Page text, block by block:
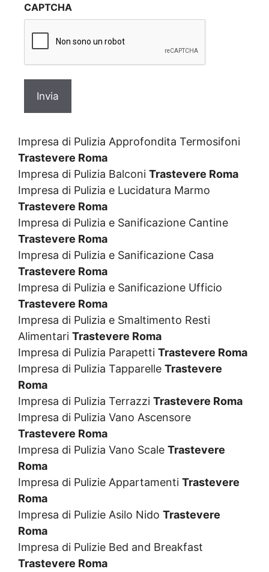
privacy
CAPTCHA
Impresa di Pulizia Approfondita Termosifoni
Trastevere Roma
Impresa di Pulizia Balconi Trastevere Roma
Impresa di Pulizia e Lucidatura Marmo
Trastevere Roma
Impresa di Pulizia e Sanificazione Cantine
Trastevere Roma
Impresa di Pulizia e Sanificazione Casa
Trastevere Roma
Impresa di Pulizia e Sanificazione Ufficio
Trastevere Roma
Impresa di Pulizia e Smaltimento Resti
Alimentari Trastevere Roma
Impresa di Pulizia Parapetti Trastevere Roma
Impresa di Pulizia Tapparelle Trastevere
Roma
Impresa di Pulizia Terrazzi Trastevere Roma
Impresa di Pulizia Vano Ascensore
Trastevere Roma
Impresa di Pulizia Vano Scale Trastevere
Roma
Impresa di Pulizie Appartamenti Trastevere
Roma
Impresa di Pulizie Asilo Nido Trastevere
Roma
Impresa di Pulizie Bed and Breakfast
Trastevere Roma